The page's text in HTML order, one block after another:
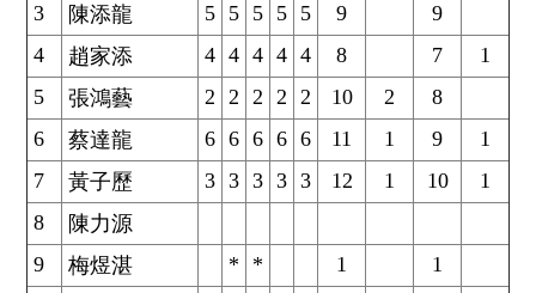
3 陳添龍 5 5 5 5 5 9
9
4
趙家添 4 4 4 4 4 8 7
1
5
張鴻藝 2 2 2 2 2 10 2
8
6
蔡達龍 6 6 6 6 6 11 1 9
1
7
黃子歷 3 3 3 3 3 12 1 10
1
8
陳力源
9
梅煜湛 * * 1
1